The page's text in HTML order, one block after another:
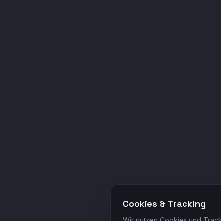
Cookies & Tracking